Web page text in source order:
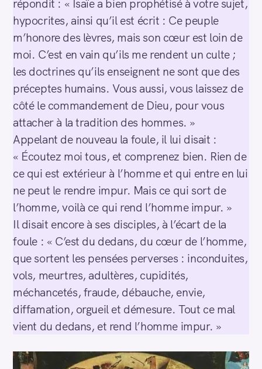
répondit : « Isaïe a bien prophétisé à votre sujet,
hypocrites, ainsi qu’il est écrit : Ce peuple
m’honore des lèvres, mais son cœur est loin de
moi. C’est en vain qu’ils me rendent un culte ;
les doctrines qu’ils enseignent ne sont que des
préceptes humains. Vous aussi, vous laissez de
côté le commandement de Dieu, pour vous
attacher à la tradition des hommes. »
Appelant de nouveau la foule, il lui disait :
« Écoutez moi tous, et comprenez bien. Rien de
ce qui est extérieur à l’homme et qui entre en lui
ne peut le rendre impur. Mais ce qui sort de
l’homme, voilà ce qui rend l’homme impur. »
Il disait encore à ses disciples, à l’écart de la
foule : « C’est du dedans, du cœur de l’homme,
que sortent les pensées perverses : inconduites,
vols, meurtres, adultères, cupidités,
méchancetés, fraude, débauche, envie,
diffamation, orgueil et démesure. Tout ce mal
vient du dedans, et rend l’homme impur. »